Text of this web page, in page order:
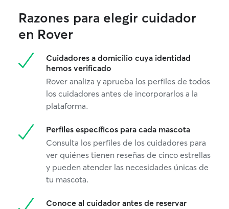
Razones para elegir cuidador
en Rover
Cuidadores a domicilio cuya identidad
hemos verificado
Rover analiza y aprueba los perfiles de todos
los cuidadores antes de incorporarlos a la
plataforma.
Perfiles específicos para cada mascota
Consulta los perfiles de los cuidadores para
ver quiénes tienen reseñas de cinco estrellas
y pueden atender las necesidades únicas de
tu mascota.
Conoce al cuidador antes de reservar